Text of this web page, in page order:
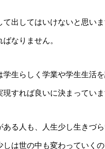
出してはいけないと思い
なりません。
生らしく学業や学生生活
すれば良いに決まっていま
る人も、人生少し生きづ
は世の中も変わっていくの